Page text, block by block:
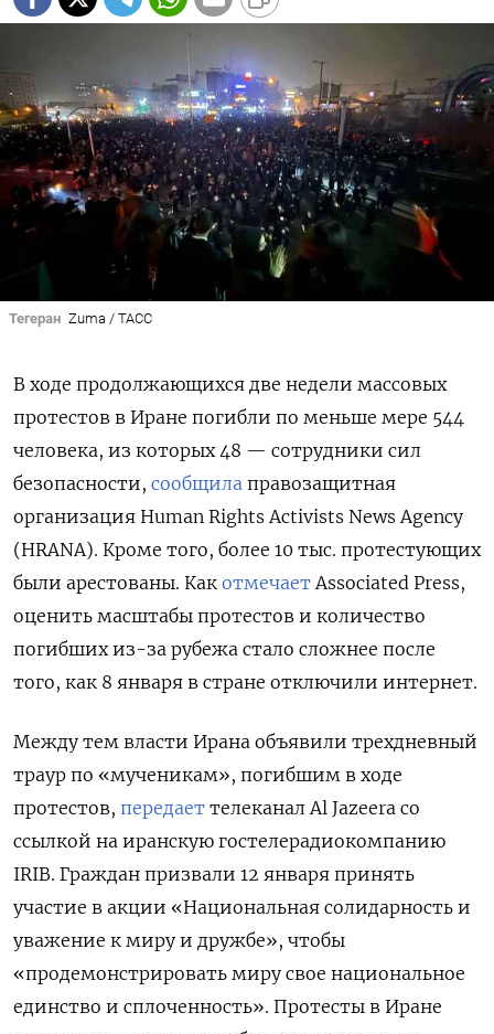
Тегеран Zuma / ТАСС
В ходе продолжающихся две недели массовых
протестов в Иране погибли по меньше мере 544
человека, из которых 48 — сотрудники сил
безопасности, сообщила правозащитная
организация Human Rights Activists News Agency
(HRANA). Кроме того, более 10 тыс. протестующих
были арестованы. Как отмечаетAssociated Press,
оценить масштабы протестов и количество
погибших из-за рубежа стало сложнее после
того, как 8 января в стране отключили интернет.
Между тем власти Ирана объявили трехдневный
траур по «мученикам», погибшим в ходе
протестов, передает телеканал Al Jazeera со
ссылкой на иранскую гостелерадиокомпанию
IRIB. Граждан призвали 12 января принять
участие в акции «Национальная солидарность и
уважение к миру и дружбе», чтобы
«продемонстрировать миру свое национальное
единство и сплоченность». Протесты в Иране